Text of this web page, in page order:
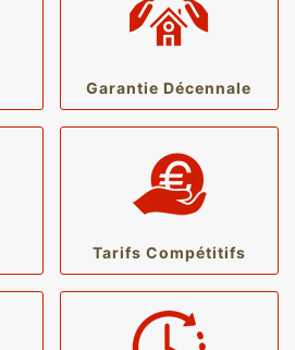
Garantie Décennale
Tarifs Compétitifs